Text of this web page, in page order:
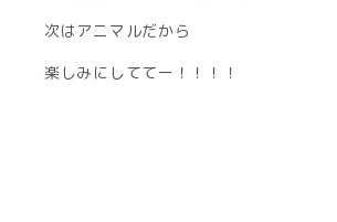
次はアニマルだから
楽しみにしててー！！！！